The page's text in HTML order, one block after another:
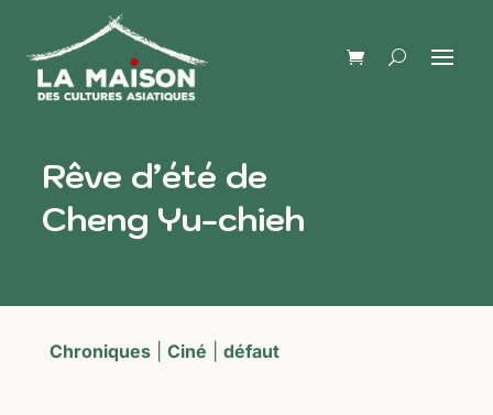
Rêve d’été de
Cheng Yu-chieh
Chroniques| Ciné défaut